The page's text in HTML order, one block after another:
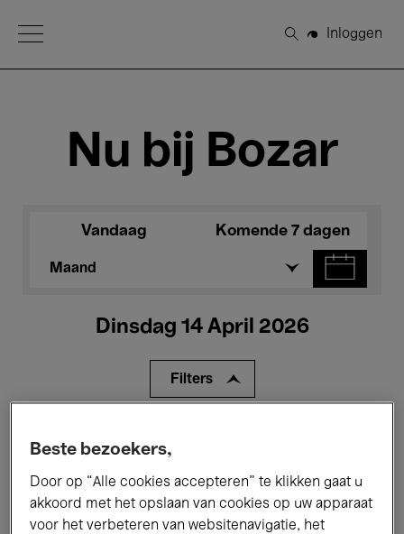
Open Menu
Zoeken
Inloggen
Nu bij Bozar
Vandaag Komende 7 dagen
Maand
Dinsdag 14 April 2026
Filters
Tentoonstellingen Films
Performances Lezingen & Debatten
Beste bezoekers,
Door op “Alle cookies accepteren” te klikken gaat u
akkoord met het opslaan van cookies op uw apparaat
voor het verbeteren van websitenavigatie, het